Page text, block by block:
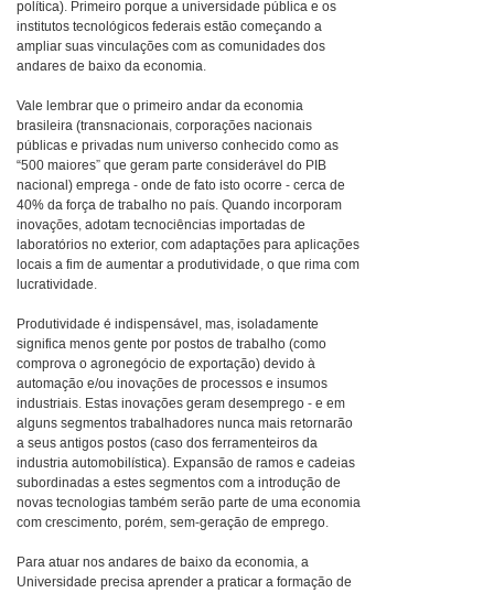
política). Primeiro porque a universidade pública e os
institutos tecnológicos federais estão começando a
ampliar suas vinculações com as comunidades dos
andares de baixo da economia.
Vale lembrar que o primeiro andar da economia
brasileira (transnacionais, corporações nacionais
públicas e privadas num universo conhecido como as
“500 maiores” que geram parte considerável do PIB
nacional) emprega - onde de fato isto ocorre - cerca de
40% da força de trabalho no país. Quando incorporam
inovações, adotam tecnociências importadas de
laboratórios no exterior, com adaptações para aplicações
locais a fim de aumentar a produtividade, o que rima com
lucratividade.
Produtividade é indispensável, mas, isoladamente
significa menos gente por postos de trabalho (como
comprova o agronegócio de exportação) devido à
automação e/ou inovações de processos e insumos
industriais. Estas inovações geram desemprego - e em
alguns segmentos trabalhadores nunca mais retornarão
a seus antigos postos (caso dos ferramenteiros da
industria automobilística). Expansão de ramos e cadeias
subordinadas a estes segmentos com a introdução de
novas tecnologias também serão parte de uma economia
com crescimento, porém, sem-geração de emprego.
Para atuar nos andares de baixo da economia, a
Universidade precisa aprender a praticar a formação de